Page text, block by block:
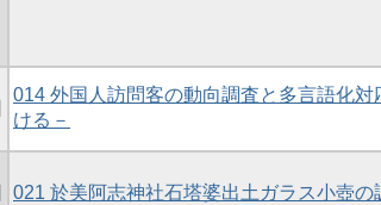
014 外国人訪問客の動向調査と多言語化
ける－
021 於美阿志神社石塔婆出土ガラス小壺の